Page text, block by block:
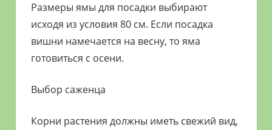
Размеры ямы для посадки выбирают
исходя из условия 80 см. Если посадка
вишни намечается на весну, то яма
готовиться с осени.
Выбор саженца
Корни растения должны иметь свежий вид,